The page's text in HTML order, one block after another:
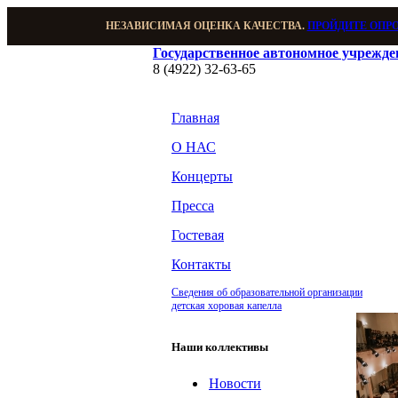
НЕЗАВИСИМАЯ ОЦЕНКА КАЧЕСТВА. ПРОЙДИТЕ
Государственное автономное
8 (4922) 32-63-65
Главная
О НАС
Концерты
Пресса
Гостевая
Контакты
Сведения об образовательной организации
детская хоровая капелла
Наши коллективы
Новости